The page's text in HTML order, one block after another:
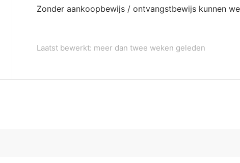
Zonder aankoopbewijs / ontvangstbewijs kunnen
Laatst bewerkt: meer dan twee weken geleden